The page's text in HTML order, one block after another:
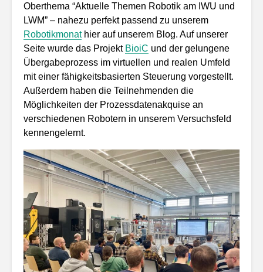
Oberthema “Aktuelle Themen Robotik am IWU und
LWM” – nahezu perfekt passend zu unserem
Robotikmonathier auf unserem Blog. Auf unserer
Seite wurde das Projekt BioiC und der gelungene
Übergabeprozess im virtuellen und realen Umfeld
mit einer fähigkeitsbasierten Steuerung vorgestellt.
Außerdem haben die Teilnehmenden die
Möglichkeiten der Prozessdatenakquise an
verschiedenen Robotern in unserem Versuchsfeld
kennengelernt.